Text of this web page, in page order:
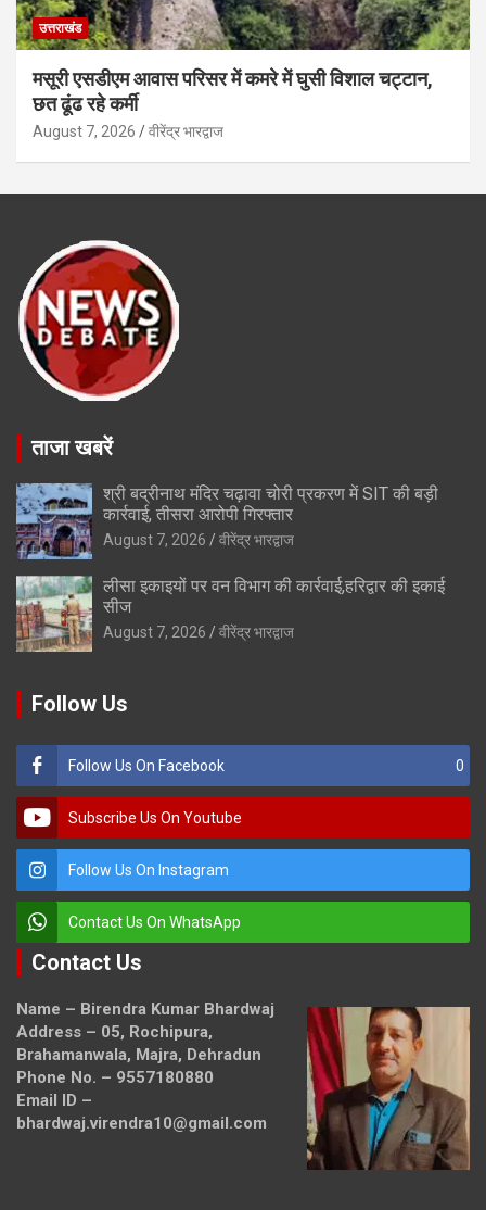
उत्तराखंड
मसूरी एसडीएम आवास परिसर में कमरे में घुसी विशाल चट्टान,
छत ढूंढ रहे कर्मी
August 7, 2026 वीरेंद्र भारद्वाज
ताजा खबरें
श्री बद्रीनाथ मंदिर चढ़ावा चोरी प्रकरण में SIT की बड़ी
कार्रवाई, तीसरा आरोपी गिरफ्तार
August 7, 2026 वीरेंद्र भारद्वाज
लीसा इकाइयों पर वन विभाग की कार्रवाई,हरिद्वार की इकाई
सीज
August 7, 2026 वीरेंद्र भारद्वाज
Follow Us
Follow Us On Facebook 0
Subscribe Us On Youtube
Follow Us On Instagram
Contact Us On WhatsApp
Contact Us
Name – Birendra Kumar Bhardwaj
Address – 05, Rochipura,
Brahamanwala, Majra, Dehradun
Phone No. – 9557180880
Email ID –
bhardwaj.virendra10@gmail.com